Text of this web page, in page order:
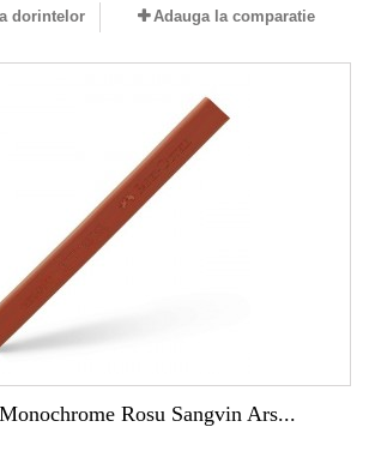
dorintelor Adauga la comparatie
Rosu Sangvin Ars...